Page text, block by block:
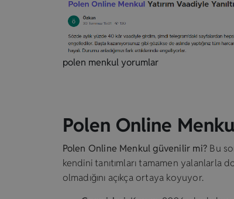
polen menkul yorumlar
Polen Online
Polen Online Menkul güvenilir mi? Bu
kendini tanıtımları tamamen yalanlarla
olmadığını açıkça ortaya koyuyor.